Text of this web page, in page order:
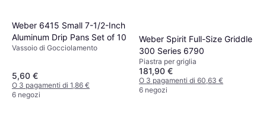
Weber 6415 Small 7-1/2-Inch
Aluminum Drip Pans Set of 10
Vassoio di Gocciolamento
5,60 €
O 3 pagamenti di 1,86 €
6 negozi
Weber Spirit Full-Size Griddle
300 Series 6790
Piastra per griglia
181,90 €
O 3 pagamenti di 60,63 €
6 negozi